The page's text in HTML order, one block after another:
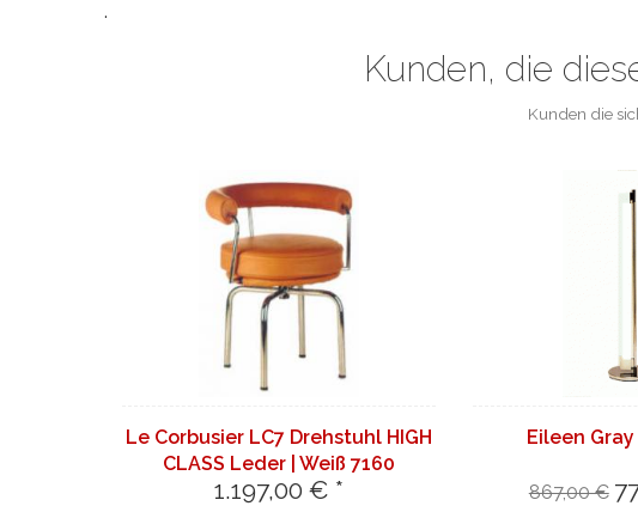
.
Kunden, die
Kunden die
Le Corbusier LC7 Drehstuhl HIGH
CLASS Leder | Weiß 7160
1.197,00 € *
Eileen
867,00 €